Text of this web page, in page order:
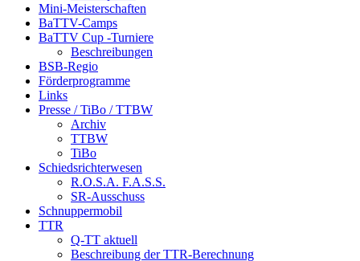
Mini-Meisterschaften
BaTTV-Camps
BaTTV Cup -Turniere
Beschreibungen
BSB-Regio
Förderprogramme
Links
Presse / TiBo / TTBW
Archiv
TTBW
TiBo
Schiedsrichterwesen
R.O.S.A. F.A.S.S.
SR-Ausschuss
Schnuppermobil
TTR
Q-TT aktuell
Beschreibung der TTR-Berechnung